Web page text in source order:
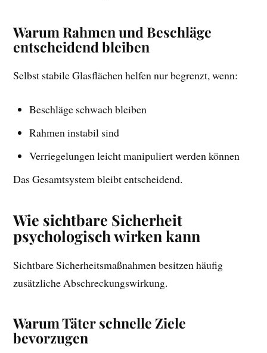
Warum Rahmen und Beschläge
entscheidend bleiben
Selbst stabile Glasflächen helfen nur begrenzt, wenn:
Beschläge schwach bleiben
Rahmen instabil sind
Verriegelungen leicht manipuliert werden können
Das Gesamtsystem bleibt entscheidend.
Wie sichtbare Sicherheit
psychologisch wirken kann
Sichtbare Sicherheitsmaßnahmen besitzen häufig
zusätzliche Abschreckungswirkung.
Warum Täter schnelle Ziele
bevorzugen